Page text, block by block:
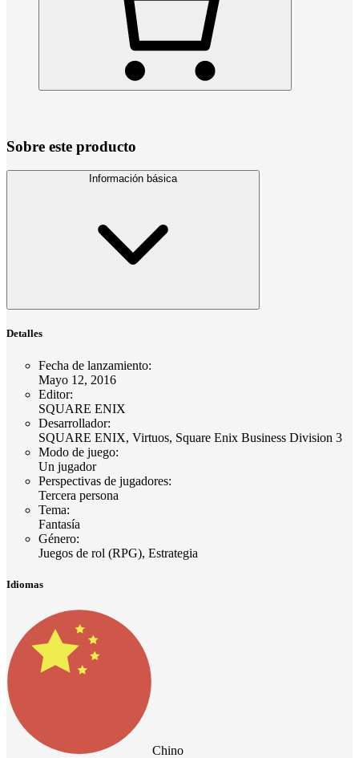
Sobre este producto
Información básica
Detalles
Fecha de lanzamiento:
Mayo 12, 2016
Editor:
SQUARE ENIX
Desarrollador:
SQUARE ENIX, Virtuos, Square Enix Business Division 3
Modo de juego:
Un jugador
Perspectivas de jugadores:
Tercera persona
Tema:
Fantasía
Género:
Juegos de rol (RPG), Estrategia
Idiomas
Chino